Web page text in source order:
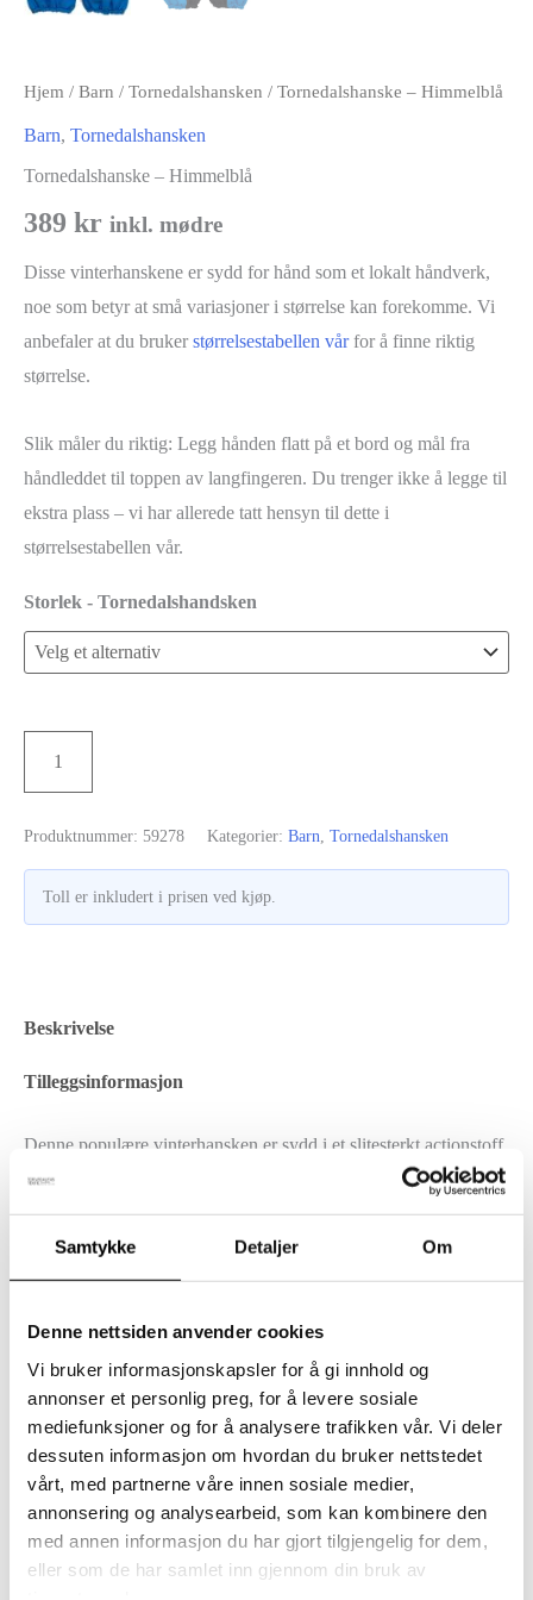
Samtykke Detaljer Om
Denne nettsiden anvender cookies
Vi bruker informasjonskapsler for å gi innhold og
annonser et personlig preg, for å levere sosiale
mediefunksjoner og for å analysere trafikken vår. Vi deler
dessuten informasjon om hvordan du bruker nettstedet
vårt, med partnerne våre innen sosiale medier,
annonsering og analysearbeid, som kan kombinere den
med annen informasjon du har gjort tilgjengelig for dem,
eller som de har samlet inn gjennom din bruk av
Hjem / Barn / Tornedalshansken / Tornedalshanske – Himmelblå
Barn, Tornedalshansken
Tornedalshanske – Himmelblå
389 kr inkl. mødre
Disse vinterhanskene er sydd for hånd som et lokalt håndverk,
noe som betyr at små variasjoner i størrelse kan forekomme. Vi
anbefaler at du bruker størrelsestabellen vårfor å finne riktig
størrelse.
Slik måler du riktig: Legg hånden flatt på et bord og mål fra
håndleddet til toppen av langfingeren. Du trenger ikke å legge til
ekstra plass – vi har allerede tatt hensyn til dette i
størrelsestabellen vår.
Storlek - Tornedalshandsken
Produktnummer: 59278 Kategorier: Barn Tornedalshansken
Toll er inkludert i prisen ved kjøp.
Beskrivelse
Tilleggsinformasjon
Denne populære vinterhansken er sydd i et slitesterkt actionstoff
av høy kvalitet som både motstår fuktighet og beskytter mot
vind. Hansken er designet for å tåle kaldt og vått vær – perfekt
for utelek og hverdagsbruk. Vær oppmerksom på at hansken
ikke er en erstatning for vanntette galosjer for våt lek eller
Hanskene er produsert avVilperi Tuote i Finland og har blitt
sydd av de samme erfarne syerskene siden starten rundt 1990. Et
ekte håndverk med omsorg i hver eneste søm.
Fôret er laget av en myk og varmende blanding:50 % ull og 50
% polyester. Innsiden av stoffet har et polyuretanbeleggfor
ekstra beskyttelse mot fuktighet. Ingen giftige fargestoffer eller